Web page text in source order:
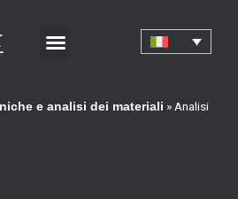
e analisi dei materiali » Analisi